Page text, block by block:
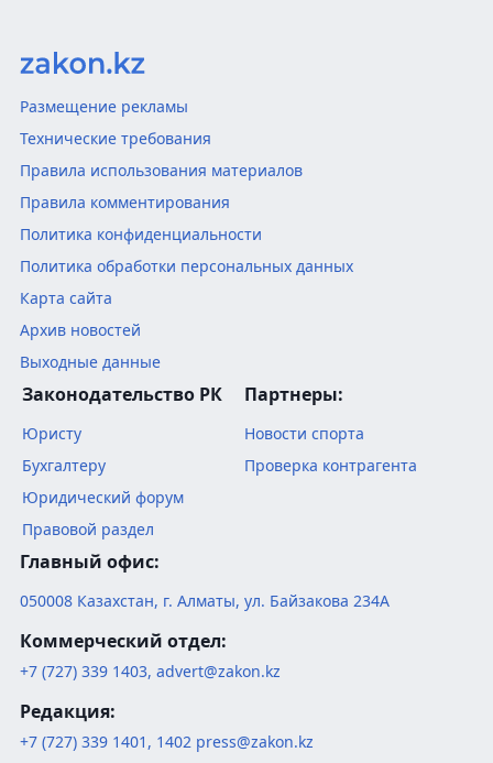
Размещение рекламы
Технические требования
Правила использования материалов
Правила комментирования
Политика конфиденциальности
Политика обработки персональных данных
Карта сайта
Архив новостей
Выходные данные
Законодательство РК
Юристу
Бухгалтеру
Юридический форум
Правовой раздел
Партнеры:
Новости спорта
Проверка контрагента
Главный офис:
050008 Казахстан, г. Алматы, ул. Байзакова 234А
Коммерческий отдел:
+7 (727) 339 1403, advert@zakon.kz
Редакция:
+7 (727) 339 1401 , 1402 press@zakon.kz